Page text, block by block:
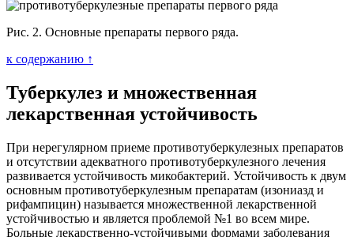
Рис. 2. Основные препараты первого ряда.
к содержанию ↑
Туберкулез и множественная
лекарственная устойчивость
При нерегулярном приеме противотуберкулезных препаратов
и отсутствии адекватного противотуберкулезного лечения
развивается устойчивость микобактерий. Устойчивость к двум
основным противотуберкулезным препаратам (изониазд и
рифампицин) называется множественной лекарственной
устойчивостью и является проблемой №1 во всем мире.
Больные лекарственно-устойчивыми формами заболевания